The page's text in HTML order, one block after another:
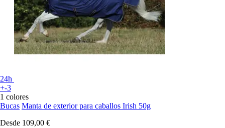
24h
+-3
1 colores
Bucas Manta de exterior para caballos Irish 50g
Desde 109,00 €